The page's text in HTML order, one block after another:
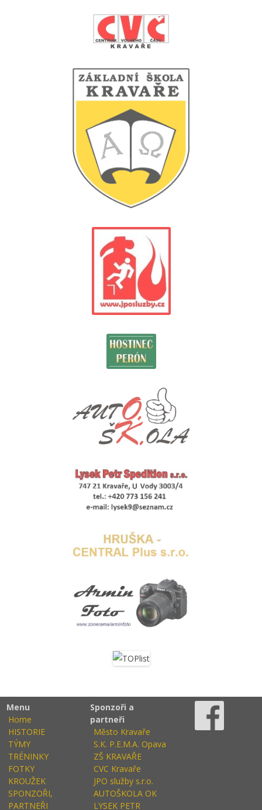
Menu
Home
HISTORIE
TÝMY
TRÉNINKY
FOTKY
KROUŽEK
SPONZOŘI,
PARTNEŘI
Sponzoři a
partneři
Město Kravaře
S.K. P.E.M.A. Opava
ZŠ KRAVAŘE
CVC Kravaře
JPO služby s.r.o.
AUTOŠKOLA OK
LYSEK PETR